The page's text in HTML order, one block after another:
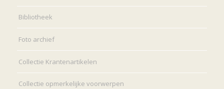
Bibliotheek
Foto archief
Collectie Krantenartikelen
Collectie opmerkelijke voorwerpen